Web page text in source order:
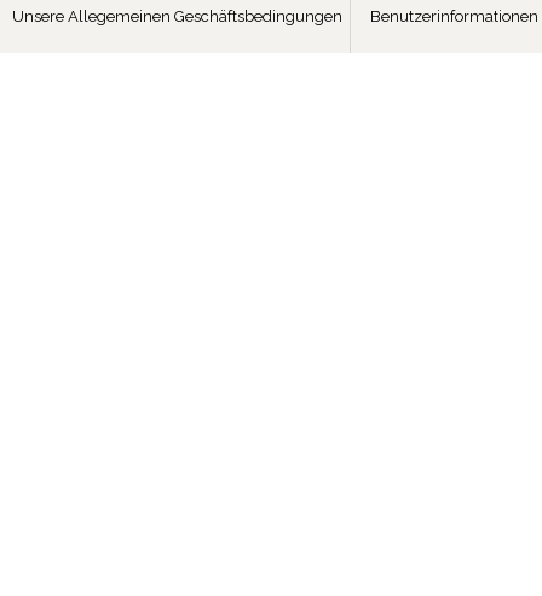
Unsere Allegemeinen Geschäftsbedingungen Benutzerinformationen